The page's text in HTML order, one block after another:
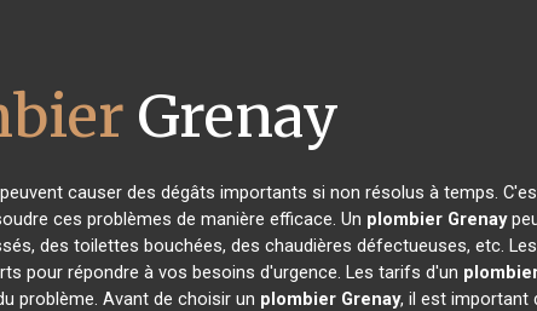
Grenay
causer des dégâts importants si non résolus à temps.
ces problèmes de manière efficace. Un plombier Grenay
des toilettes bouchées, des chaudières défectueuses, etc.
pour répondre à vos besoins d'urgence. Les tarifs d'un
problème. Avant de choisir un plombier Grenay, il est important